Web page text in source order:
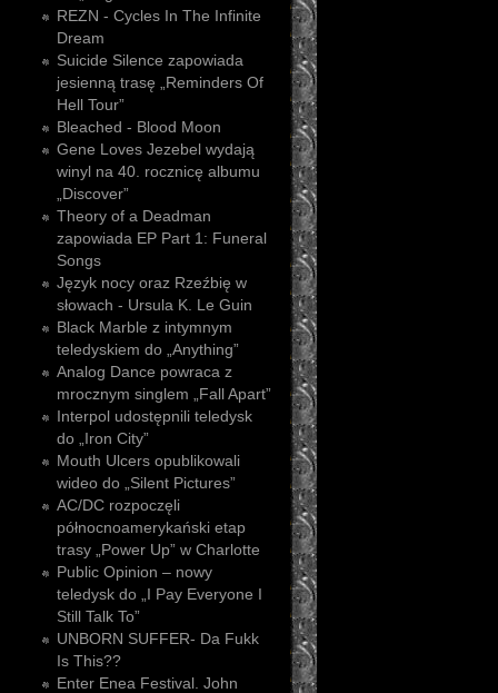
REZN - Cycles In The Infinite
Dream
Suicide Silence zapowiada
jesienną trasę „Reminders Of
Hell Tour”
Bleached - Blood Moon
Gene Loves Jezebel wydają
winyl na 40. rocznicę albumu
„Discover”
Theory of a Deadman
zapowiada EP Part 1: Funeral
Songs
Język nocy oraz Rzeźbię w
słowach - Ursula K. Le Guin
Black Marble z intymnym
teledyskiem do „Anything”
Analog Dance powraca z
mrocznym singlem „Fall Apart”
Interpol udostępnili teledysk
do „Iron City”
Mouth Ulcers opublikowali
wideo do „Silent Pictures”
AC/DC rozpoczęli
północnoamerykański etap
trasy „Power Up” w Charlotte
Public Opinion – nowy
teledysk do „I Pay Everyone I
Still Talk To”
UNBORN SUFFER- Da Fukk
Is This??
Enter Enea Festival. John